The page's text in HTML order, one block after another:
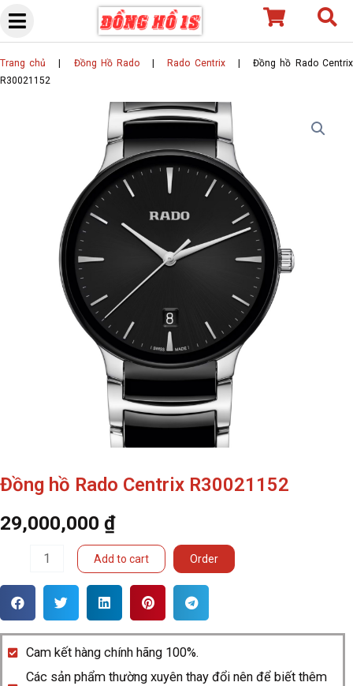
Skip
content
Trang chủ Đồng Hồ Rado Rado Centrix| Đồng hồ Rado Centrix
R30021152
Đồng hồ Rado Centrix R30021152
29,000,000 ₫
Rado
R30021152
quantity
Add to cart Order
Cam kết hàng chính hãng 100%.
Các sản phẩm thường xuyên thay đổi nên để biết thêm